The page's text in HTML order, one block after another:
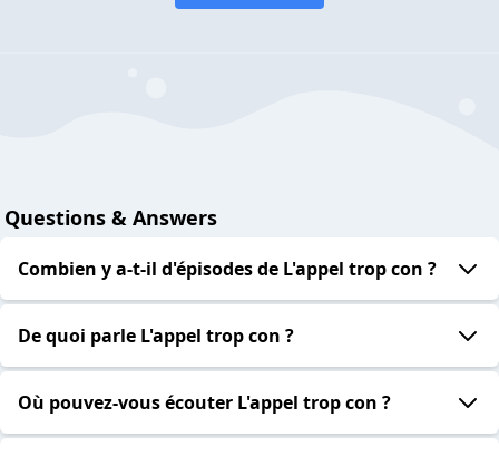
Questions & Answers
Combien y a-t-il d'épisodes de L'appel trop con ?
De quoi parle L'appel trop con ?
Où pouvez-vous écouter L'appel trop con ?